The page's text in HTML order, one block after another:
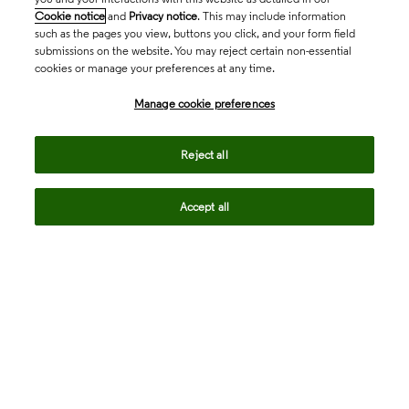
Cookie notice and Privacy notice. This may include information
such as the pages you view, buttons you click, and your form field
submissions on the website. You may reject certain non-essential
cookies or manage your preferences at any time.
Manage cookie preferences
Reject all
Accept all